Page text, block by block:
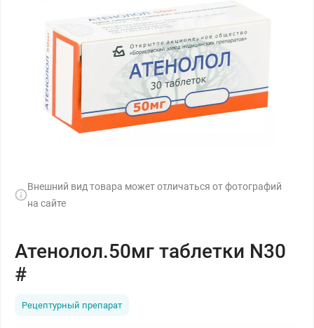
Внешний вид товара может отличаться от фотографий
на сайте
Атенолол.50мг таблетки N30
#
Рецептурный препарат